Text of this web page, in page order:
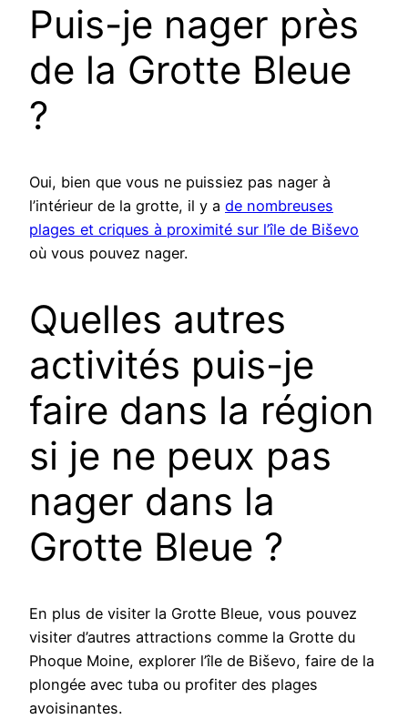
Puis-je nager près
de la Grotte Bleue
?
Oui, bien que vous ne puissiez pas nager à
l’intérieur de la grotte, il y a de nombreuses
plages et criques à proximité sur l’île de Biševo
où vous pouvez nager.
Quelles autres
activités puis-je
faire dans la région
si je ne peux pas
nager dans la
Grotte Bleue ?
En plus de visiter la Grotte Bleue, vous pouvez
visiter d’autres attractions comme la Grotte du
Phoque Moine, explorer l’île de Biševo, faire de la
plongée avec tuba ou profiter des plages
avoisinantes.